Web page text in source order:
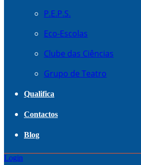
P.E.P.S.
Eco-Escolas
Clube das Ciências
Grupo de Teatro
Qualifica
Contactos
Blog
Login